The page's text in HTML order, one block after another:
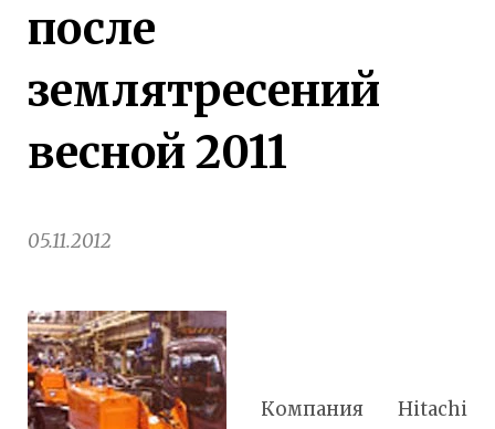
после
землятресений
весной 2011
05.11.2012
Компания Hitachi